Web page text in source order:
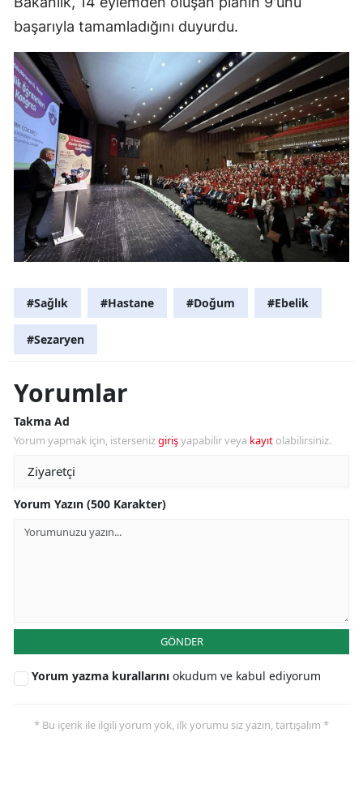
başarıyla tamamladığını duyurdu.
#Sağlık #Hastane #Doğum #Ebelik
#Sezaryen
Yorumlar
Takma Ad
Yorum yapmak için, istersenizgirişyapabilir veya kayıt olabilirsiniz.
Yorum Yazın (500 Karakter)
GÖNDER
Yorum yazma kurallarını okudum ve kabul ediyorum
* Bu içerik ile ilgili yorum yok, ilk yorumu siz yazın, tartışalım *